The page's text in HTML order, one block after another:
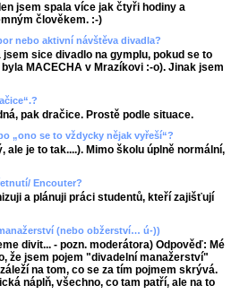
jsem spala více jak čtyři hodiny a
člověkem. :-)
nebo aktivní návštěva divadla?
sice divadlo na gymplu, pokud se to
MACECHA v Mrazíkovi :-o). Jinak jsem
pak dračice. Prostě podle situace.
„ono se to vždycky nějak vyřeší“?
je to tak....). Mimo školu úplně normální,
Encouter?
a plánuji práci studentů, kteří zajišťují
(nebo obžerství… ú-))
divit... - pozn. moderátora) Odpověď: Mé
že jsem pojem "divadelní manažerství"
na tom, co se za tím pojmem skrývá.
náplň, všechno, co tam patří, ale na to